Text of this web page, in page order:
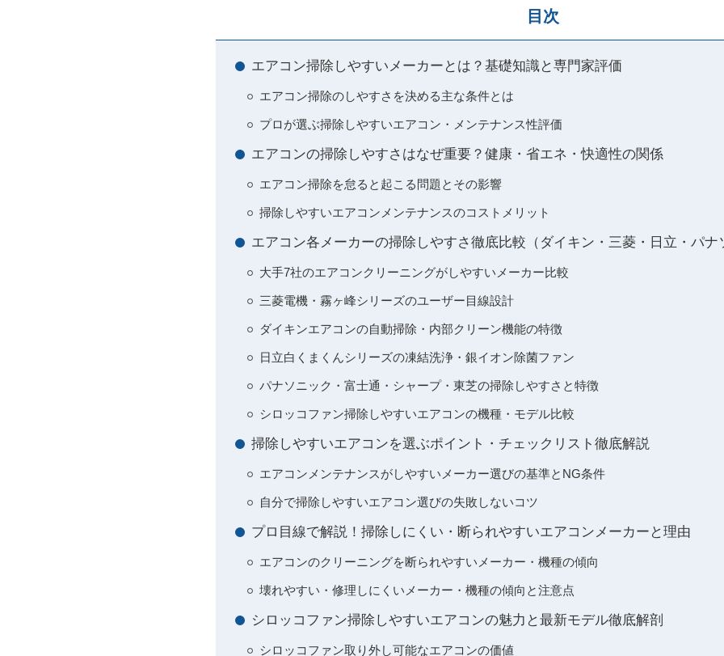
目次
エアコン掃除しやすいメーカーとは？基礎知識と専門家評価
エアコン掃除のしやすさを決める主な条件とは
プロが選ぶ掃除しやすいエアコン・メンテナンス性評価
エアコンの掃除しやすさはなぜ重要？健康・省エネ・快適性の関係
エアコン掃除を怠ると起こる問題とその影響
掃除しやすいエアコンメンテナンスのコストメリット
エアコン各メーカーの掃除しやすさ徹底比較（ダイキン・三菱・日立・パナ
大手7社のエアコンクリーニングがしやすいメーカー比較
三菱電機・霧ヶ峰シリーズのユーザー目線設計
ダイキンエアコンの自動掃除・内部クリーン機能の特徴
日立白くまくんシリーズの凍結洗浄・銀イオン除菌ファン
パナソニック・富士通・シャープ・東芝の掃除しやすさと特徴
シロッコファン掃除しやすいエアコンの機種・モデル比較
掃除しやすいエアコンを選ぶポイント・チェックリスト徹底解説
エアコンメンテナンスがしやすいメーカー選びの基準とNG条件
自分で掃除しやすいエアコン選びの失敗しないコツ
プロ目線で解説！掃除しにくい・断られやすいエアコンメーカーと理由
エアコンのクリーニングを断られやすいメーカー・機種の傾向
壊れやすい・修理しにくいメーカー・機種の傾向と注意点
シロッコファン掃除しやすいエアコンの魅力と最新モデル徹底解剖
シロッコファン取り外し可能なエアコンの価値